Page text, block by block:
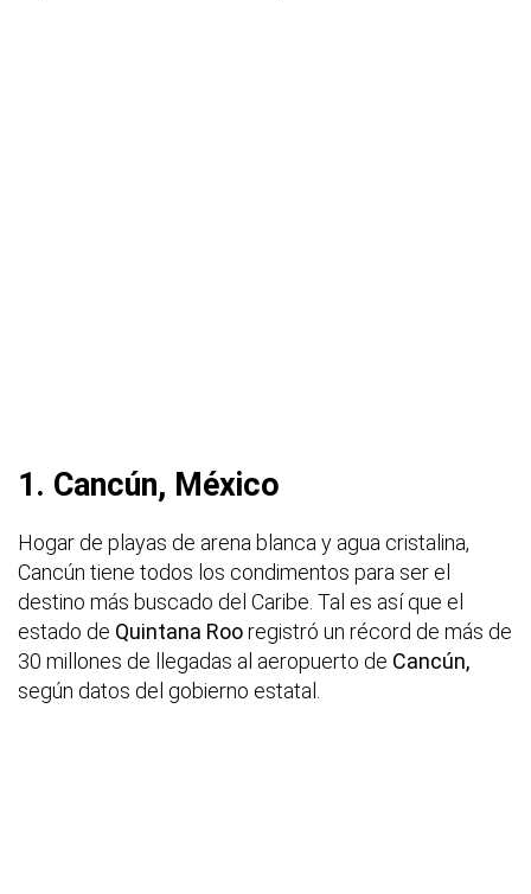
1. Cancún, México
Hogar de playas de arena blanca y agua cristalina,
Cancún tiene todos los condimentos para ser el
destino más buscado del Caribe. Tal es así que el
estado de Quintana Rooregistró un récord de más de
30 millones de llegadas al aeropuerto de Cancún,
según datos del gobierno estatal.